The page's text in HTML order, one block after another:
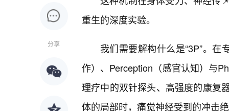
分享
重生的深度实验。
我们需要解构什么是“3P”。
作）、Perception（感官认知）与
理疗中的双针探头、高强度的康
体的局部时，痛觉神经受到的冲击